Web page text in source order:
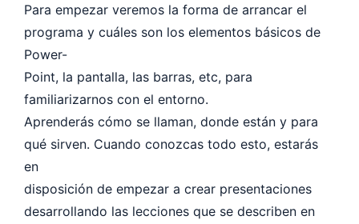
Para empezar veremos la forma de arrancar el
programa y cuáles son los elementos básicos de
Power-
Point, la pantalla, las barras, etc, para
familiarizarnos con el entorno.
Aprenderás cómo se llaman, donde están y para
qué sirven. Cuando conozcas todo esto, estarás
en
disposición de empezar a crear presentaciones
desarrollando las lecciones que se describen en